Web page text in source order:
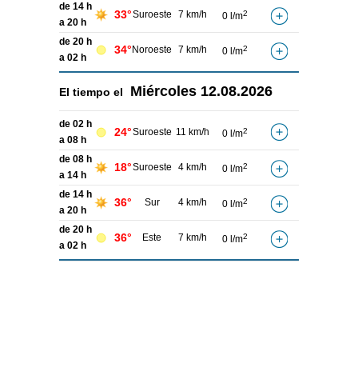
de 14 h
a 20 h
33°Suroeste 7 km/h 0 l/m2
de 20 h
a 02 h
34° Noroeste 7 km/h 0 l/m2
El tiempo el Miércoles 12.08.2026
de 02 h
a 08 h
24°Suroeste 11 km/h 0 l/m2
de 08 h
a 14 h
18°Suroeste 4 km/h 0 l/m2
de 14 h
a 20 h
36° Sur 4 km/h 0 l/m2
de 20 h
a 02 h
36° Este 7 km/h 0 l/m2